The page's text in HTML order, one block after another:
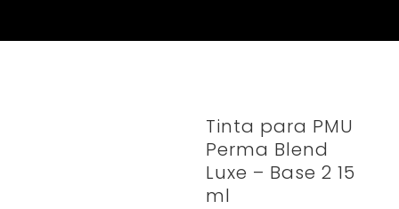
Tinta para PMU
Perma Blend
Luxe – Base 2 15
ml